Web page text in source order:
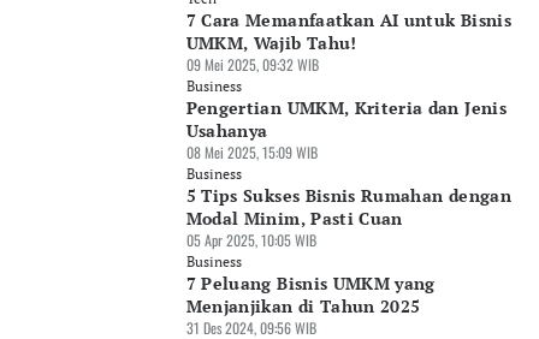
7 Cara Memanfaatkan AI untuk Bisnis
UMKM, Wajib Tahu!
09 Mei 2025, 09:32 WIB
Business
Pengertian UMKM, Kriteria dan Jenis
Usahanya
08 Mei 2025, 15:09 WIB
Business
5 Tips Sukses Bisnis Rumahan dengan
Modal Minim, Pasti Cuan
05 Apr 2025, 10:05 WIB
Business
7 Peluang Bisnis UMKM yang
Menjanjikan di Tahun 2025
31 Des 2024, 09:56 WIB